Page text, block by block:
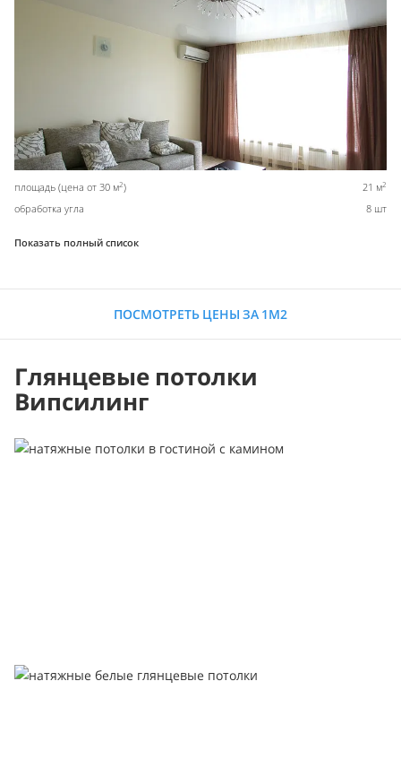
площадь (цена от 30 м2) 21 м2
обработка угла 8 шт
Показать полный список
ПОСМОТРЕТЬ ЦЕНЫ ЗА 1М2
Глянцевые потолки
Випсилинг